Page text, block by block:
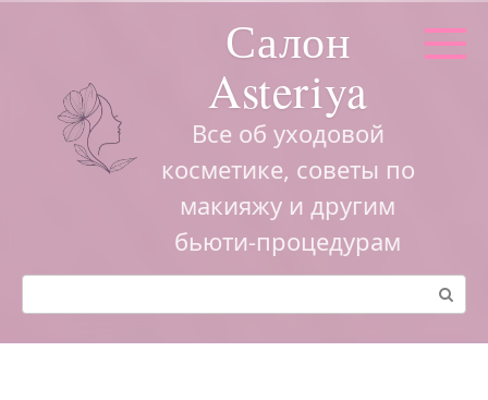
Салон
Asteriya
Все об уходовой
косметике, советы по
макияжу и другим
бьюти-процедурам
Поиск: